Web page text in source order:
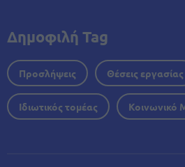
Δημοφιλή Tag
Προσλήψεις Θέσεις εργασίας
Ιδιωτικός τομέας Κοινωνικό